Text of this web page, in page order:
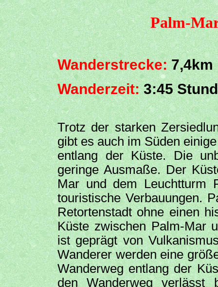
Palm-
Wanderstrecke:7,4km
Wanderzeit:3:45
Trotz der starken
gibt es auch im Süden
entlang der Küste. Die
geringe Ausmaße. Der
Mar und dem Leuchtturm
touristische Verbauungen.
Retortenstadt ohne einen
Küste zwischen Palm-Mar
ist geprägt von
Wanderer werden eine
Wanderweg entlang der
den Wanderweg verlässt